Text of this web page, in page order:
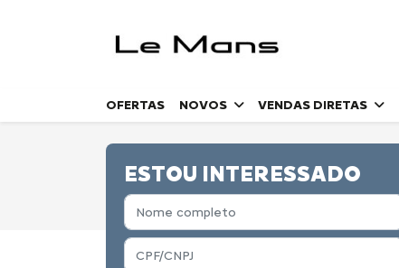
OFERTAS NOVOS VENDAS DIRETAS
ESTOU INTERESSADO